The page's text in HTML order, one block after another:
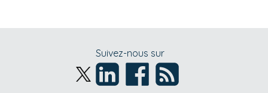
Suivez-nous sur